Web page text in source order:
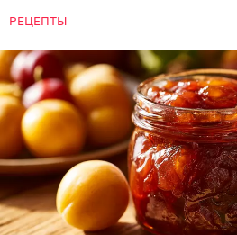
РЕЦЕПТЫ